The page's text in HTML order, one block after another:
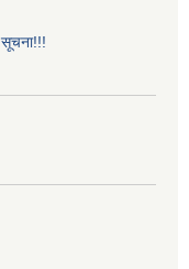
सूचना!!!